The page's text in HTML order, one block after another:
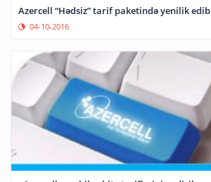
Azercell “Hədsiz” tarif paketində yenilik edib
04-10-2016